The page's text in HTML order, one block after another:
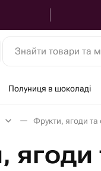
Знайти товари та
Полуниця в шоколаді
Фрукти, ягоди та
ягоди